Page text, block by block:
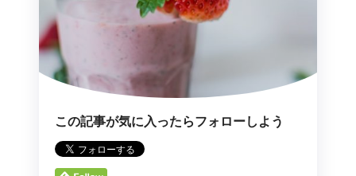
この記事が気に入ったらフォローしよう